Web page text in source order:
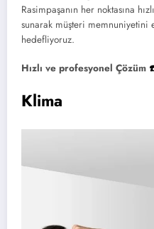
Rasimpaşanın her noktasına
sunarak müşteri memnuniyetini
hedefliyoruz.
Hızlı ve profesyonel Çözüm
Klima